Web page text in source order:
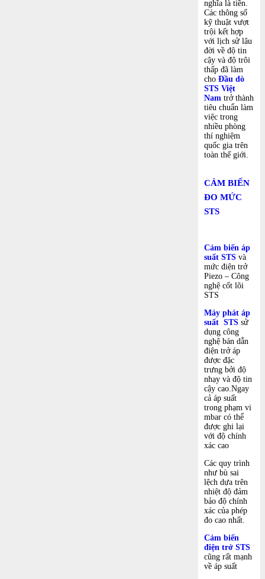
nghĩa là tiền.
Các thông số
kỹ thuật vượt
trội kết hợp
với lịch sử lâu
đời về độ tin
cậy và độ trôi
thấp đã làm
cho Đầu dò
STS Việt
Nam trở thành
tiêu chuẩn làm
việc trong
nhiều phòng
thí nghiệm
quốc gia trên
toàn thế giới.
CẢM BIẾN
ĐO MỨC
STS
Cảm biến áp
suất STS và
mức điện trở
Piezo – Công
nghệ cốt lõi
STS
Máy phát áp
suất STS sử
dụng công
nghệ bán dẫn
điện trở áp
được đặc
trưng bởi độ
nhạy và độ tin
cậy cao.Ngay
cả áp suất
trong phạm vi
mbar có thể
được ghi lại
với độ chính
xác cao
Các quy trình
như bù sai
lệch dựa trên
nhiệt độ đảm
bảo độ chính
xác của phép
đo cao nhất.
Cảm biến
điện trở STS
cũng rất mạnh
về áp suất